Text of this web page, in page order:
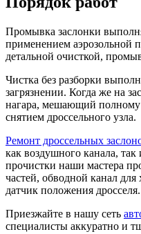
Промывка заслонки
применением аэрозольной
детальной очисткой,
Чистка без разборки
загрязнении. Когда же на
нагара, мешающий полному
снятием дроссельного узла.
Ремонт дроссельных
как воздушного канала,
прочистки наши мастера
частей, обводной канал
датчик положения дросселя.
Приезжайте в нашу сеть
специалисты аккуратно и